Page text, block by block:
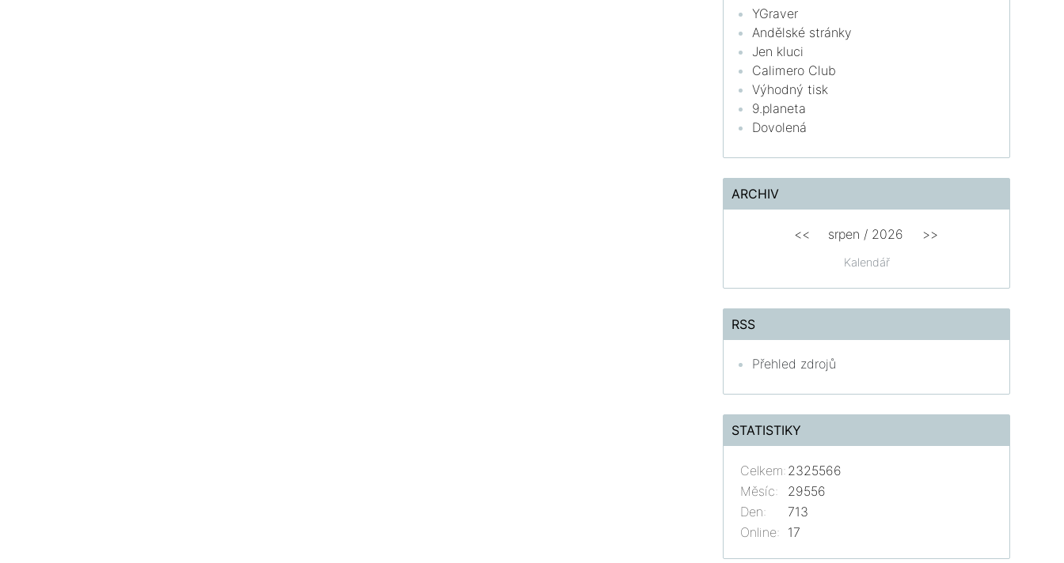
YGraver
Andělské stránky
Jen kluci
Calimero Club
Výhodný tisk
9.planeta
Dovolená
ARCHIV
Kalendář
<< srpen / 2026 >>
RSS
Přehled zdrojů
STATISTIKY
Online: 17
Celkem: 2325566
Měsíc:
29556
Den:
713